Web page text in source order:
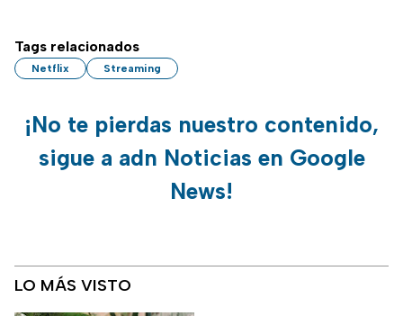
Tags relacionados
Netflix Streaming
¡No te pierdas nuestro contenido,
sigue a adn Noticias en Google
News!
LO MÁS VISTO